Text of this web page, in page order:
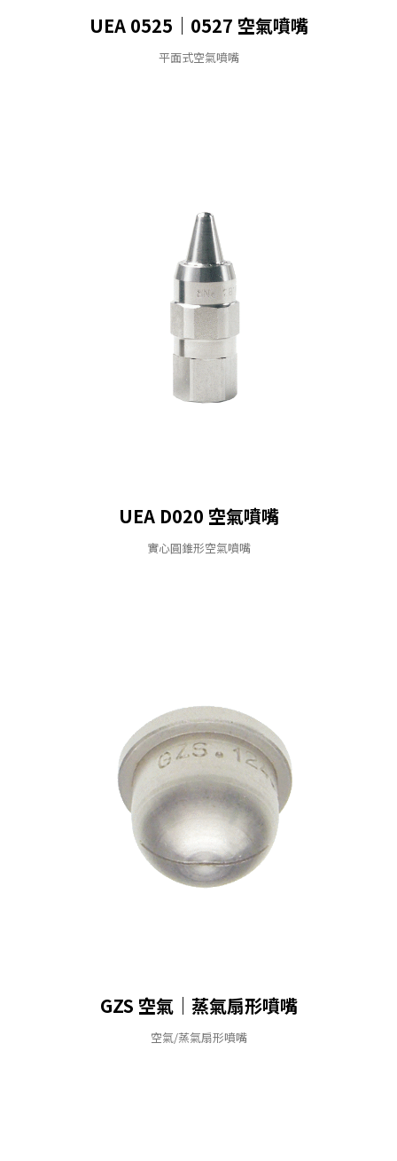
UEA 0525｜0527 空氣噴嘴
平面式空氣噴嘴
UEA D020 空氣噴嘴
實心圓錐形空氣噴嘴
GZS 空氣｜蒸氣扇形噴嘴
空氣/蒸氣扇形噴嘴